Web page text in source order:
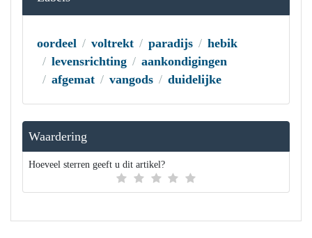
oordeel voltrekt paradijs
hebik
levensrichting
aankondigingen
afgemat
vangods duidelijke
Waardering
Hoeveel sterren geeft u dit artikel?